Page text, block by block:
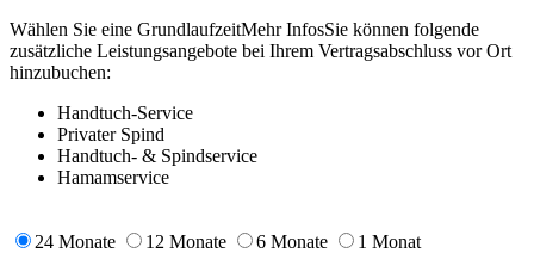
Wählen Sie eine GrundlaufzeitMehr InfosSie können folgende
zusätzliche Leistungsangebote bei Ihrem Vertragsabschluss vor Ort
hinzubuchen:
Handtuch-Service
Privater Spind
Handtuch- & Spindservice
Hamamservice
24 Monate 12 Monate 6 Monate
1 Monat